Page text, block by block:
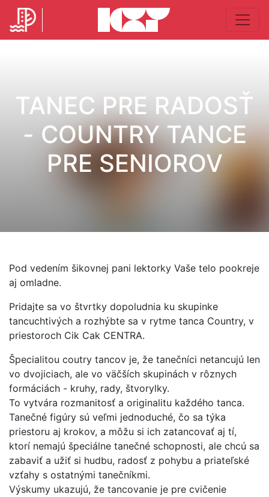
TANEC PRE RADOSŤ
- COUNTRY TANCE
PRE SENIOROV
Pod vedením šikovnej pani lektorky Vaše telo pookreje
aj omladne.
Pridajte sa vo štvrtky dopoludnia ku skupinke
tancuchtivých a rozhýbte sa v rytme tanca Country, v
priestoroch Cik Cak CENTRA.
Špecialitou coutry tancov je, že tanečníci netancujú len
vo dvojiciach, ale vo väčších skupinách v rôznych
formáciách - kruhy, rady, štvorylky.
To vytvára rozmanitosť a originalitu každého tanca.
Tanečné figúry sú veľmi jednoduché, čo sa týka
priestoru aj krokov, a môžu si ich zatancovať aj tí,
ktorí nemajú špeciálne tanečné schopnosti, ale chcú sa
zabaviť a užiť si hudbu, radosť z pohybu a priateľské
vzťahy s ostatnými tanečníkmi.
Výskumy ukazujú, že tancovanie je pre cvičenie